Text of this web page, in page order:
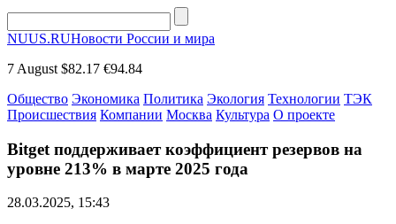
NUUS.RUНовости России и мира
7 August $82.17 €94.84
Общество Экономика Политика Экология Технологии ТЭК
Происшествия Компании Москва Культура О проекте
Bitget поддерживает коэффициент резервов на
уровне 213% в марте 2025 года
28.03.2025, 15:43